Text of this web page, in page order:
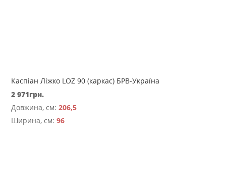
Каспіан Ліжко LOZ 90 (каркас) БРВ-Україна
2 971грн.
Довжина, см:206,5
Ширина, см:96